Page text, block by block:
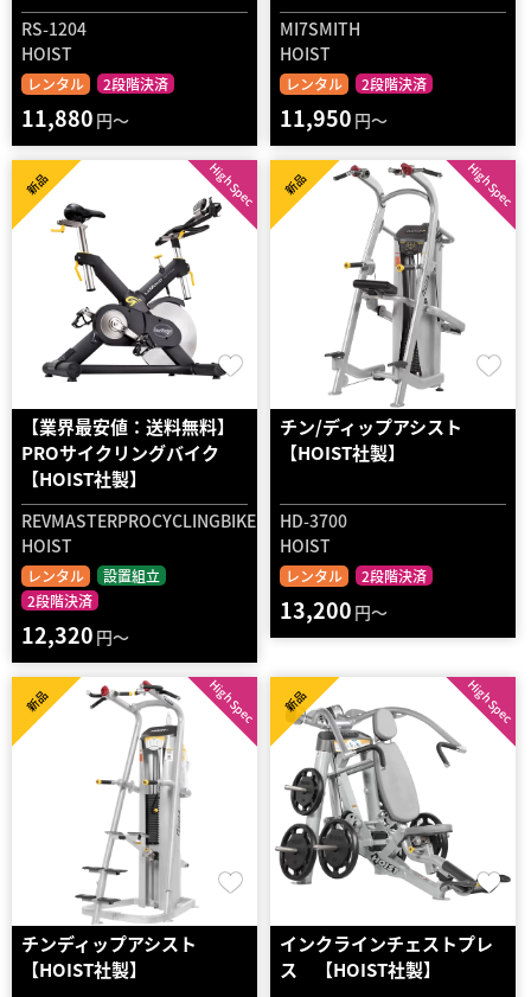
RS-1204
HOIST
レンタル 2段階決済
11,880 円～
MI7SMITH
HOIST
レンタル 2段階決済
11,950 円～
【業界最安値：送料無料】
PROサイクリングバイク
【HOIST社製】
REVMASTERPROCYCLINGBIKE
HOIST
レンタル
設置組立
2段階決済
High Spec
新品
12,320 円～
チン/ディップアシスト
【HOIST社製】
HD-3700
HOIST
レンタル 2段階決済
High Spec
新品
13,200 円～
チンディップアシスト
【HOIST社製】
High Spec
新品
インクラインチェストプレ
ス 【HOIST社製】
High Spec
新品